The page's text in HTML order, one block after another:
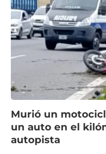
Murió un
un auto en el
autopista